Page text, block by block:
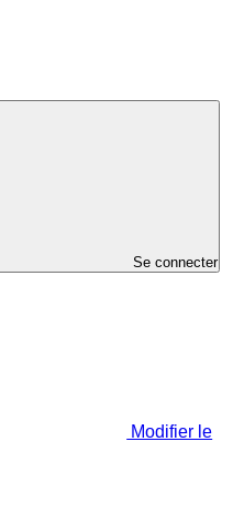
Se connecter
Modifier le